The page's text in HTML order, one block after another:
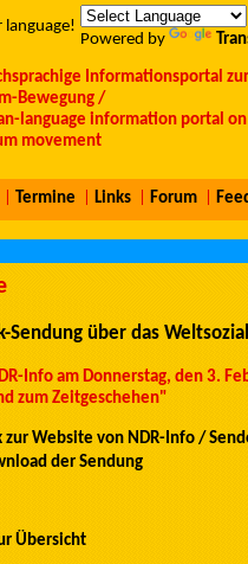
language!
Powered by
Informationsportal
Bewegung /
language information portal
movement
Termine Links Forum
Sendung über das
Info am Donnerstag, den 3.
zum Zeitgeschehen"
zur Website von NDR-Info /
der Sendung
Übersicht